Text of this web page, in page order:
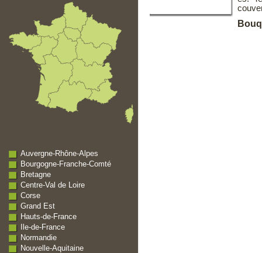
Auvergne-Rhône-Alpes
Bourgogne-Franche-Comté
Bretagne
Centre-Val de Loire
Corse
Grand Est
Hauts-de-France
Ile-de-France
Normandie
Nouvelle-Aquitaine